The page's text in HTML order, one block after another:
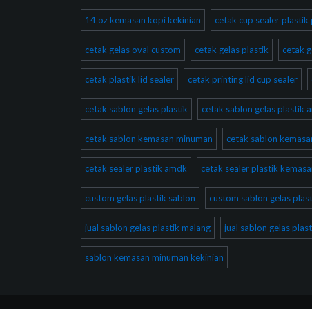
14 oz kemasan kopi kekinian cetak cup sealer
cetak gelas oval custom cetak gelas plastik cetak
cetak plastik lid sealer cetak printing lid cup sealer
cetak sablon gelas plastik cetak sablon gelas plastik
cetak sablon kemasan minuman cetak sablon
cetak sealer plastik amdk cetak sealer plastik
custom gelas plastik sablon custom sablon gelas
jual sablon gelas plastik malang jual sablon gelas
sablon kemasan minuman kekinian